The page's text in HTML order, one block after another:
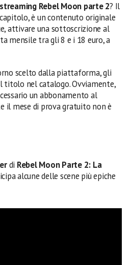
Rebel Moon parte 2? Il
è un contenuto originale
attivare una sottoscrizione al
mensile tra gli 8 e i 18 euro, a
scelto dalla piattaforma, gli
nel catalogo. Ovviamente,
un abbonamento al
il mese di prova gratuito non è
di Rebel Moon Parte 2: La
alcune delle scene più epiche